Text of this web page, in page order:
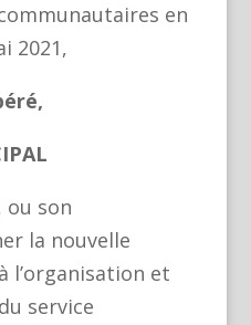
en
2021,
ou son
la nouvelle
l’organisation et
service